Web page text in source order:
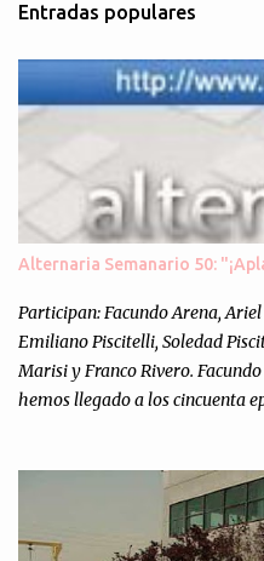
Entradas populares
Alternaria Semanario 50:
Participan: Facundo Arena,
Emiliano Piscitelli, Soledad
Marisi y Franco Rivero.
hemos llegado a los cincuenta
nuestra propia óptica: un
informal.Para festejarlo, se
cuando digo "todos" me refiero